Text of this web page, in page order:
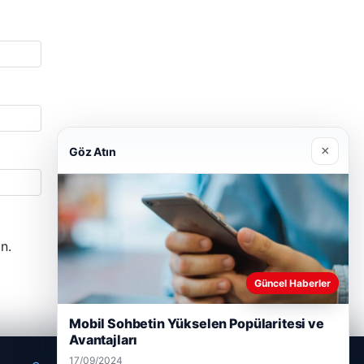
Göz Atın ×
Güncel Haberler
Mobil Sohbetin Yükselen Popülaritesi ve
Avantajları
17/09/2024